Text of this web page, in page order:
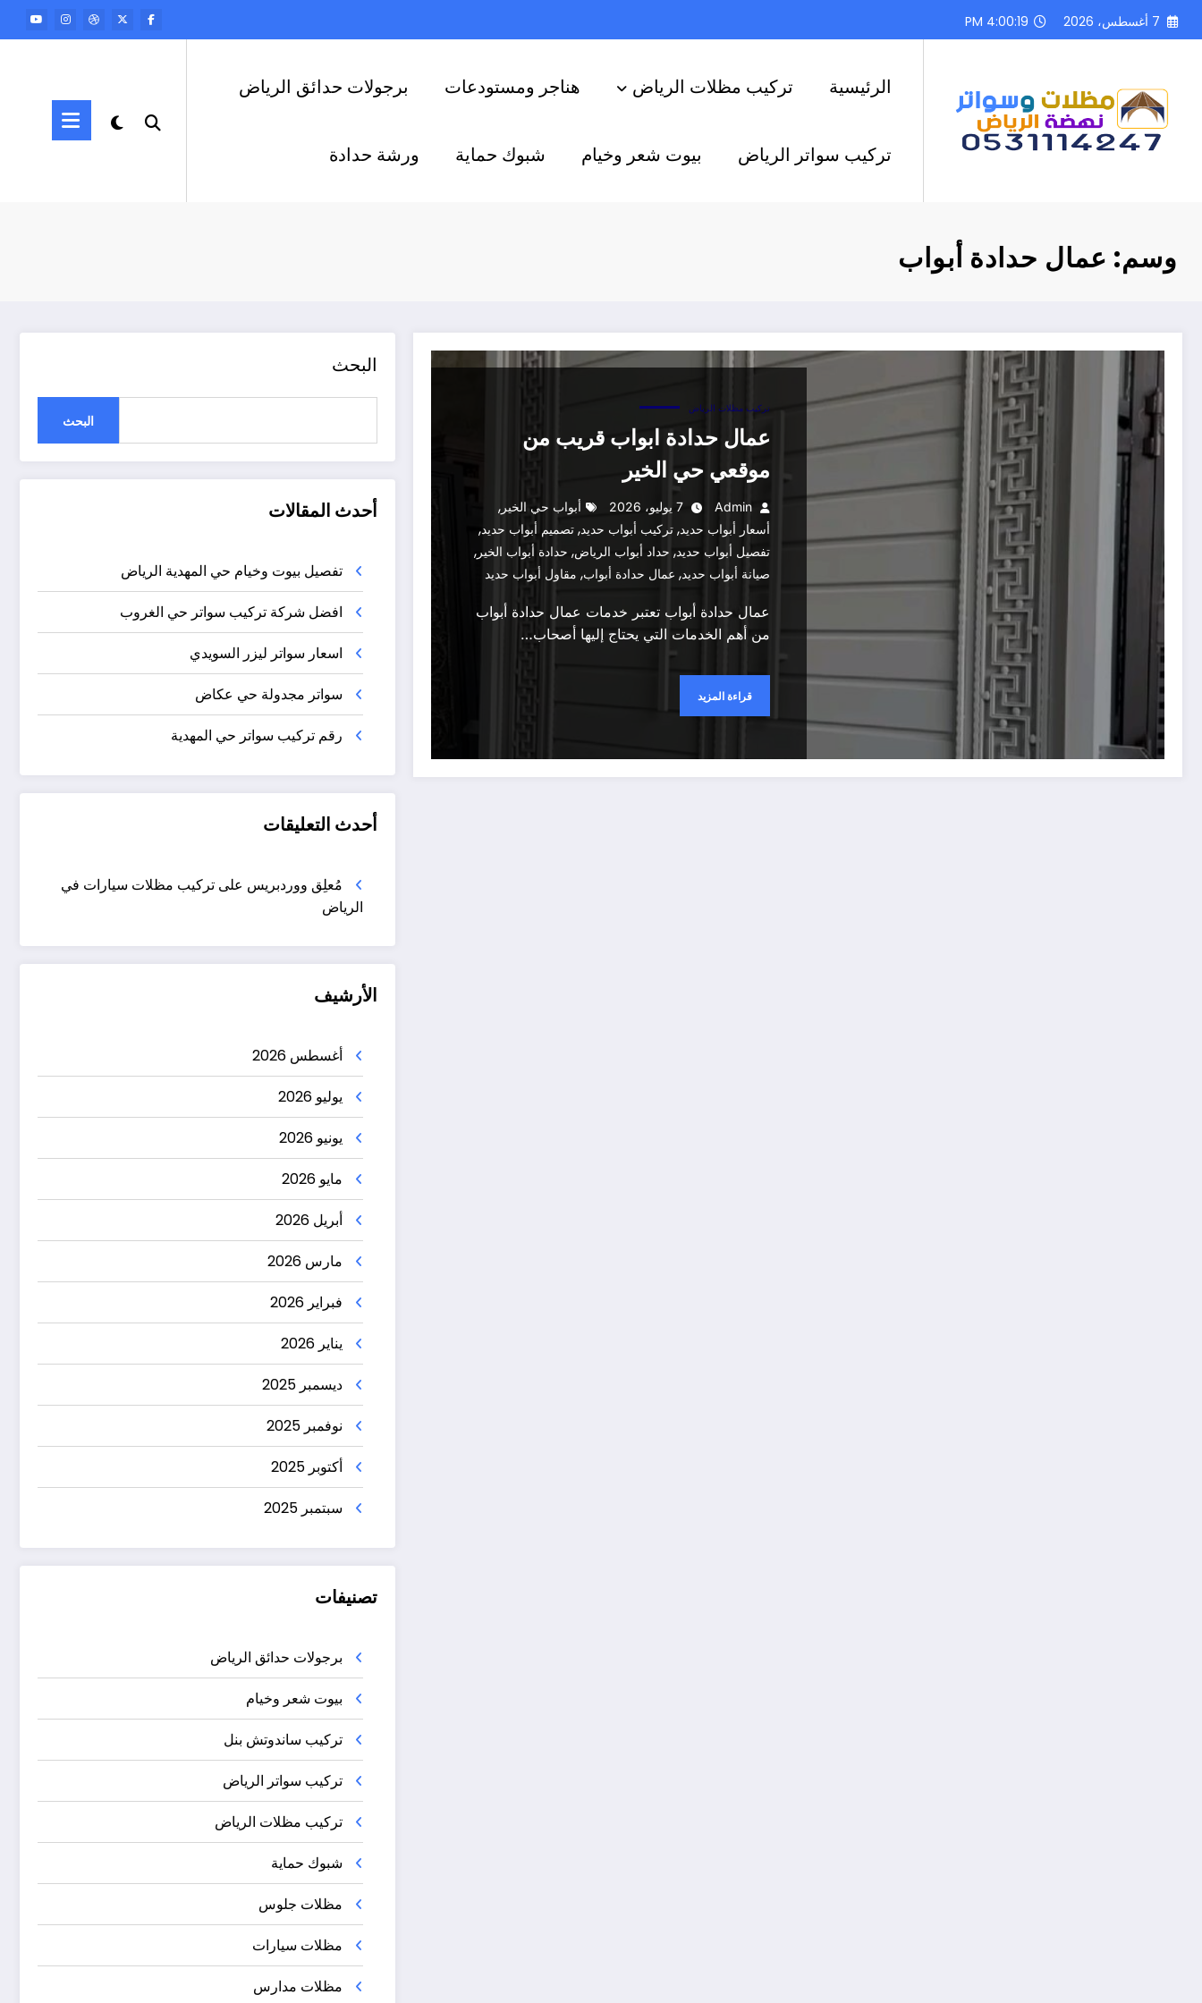
التجاوز
7 أغسطس، 2026 4:00:20 PM
الرئيسية تركيب مظلات الرياض هناجر ومستودعات برجولات حدائق الرياض
تركيب سواتر الرياض بيوت شعر وخيام شبوك حماية ورشة حدادة
وسم: عمال حدادة أبواب
تركيب مظلات الرياض
عمال حدادة ابواب قريب من
موقعي حي الخير
Admin 7 يوليو، 2026 أبواب حي الخير ,
أسعار أبواب حديد, تركيب أبواب حديد, تصميم أبواب حديد,
تفصيل أبواب حديد, حداد أبواب الرياض, حدادة أبواب الخير ,
صيانة أبواب حديد, عمال حدادة أبواب, مقاول أبواب حديد
عمال حدادة أبواب تعتبر خدمات عمال حدادة أبواب
من أهم الخدمات التي يحتاج إليها أصحاب…
قراءة المزيد
البحث
البحث
أحدث المقالات
تفصيل بيوت وخيام حي المهدية الرياض
افضل شركة تركيب سواتر حي الغروب
اسعار سواتر ليزر السويدي
سواتر مجدولة حي عكاض
رقم تركيب سواتر حي المهدية
أحدث التعليقات
مُعلِق ووردبريس علىتركيب مظلات سيارات في
الرياض
الأرشيف
أغسطس 2026
يوليو 2026
يونيو 2026
مايو 2026
أبريل 2026
مارس 2026
فبراير 2026
يناير 2026
ديسمبر 2025
نوفمبر 2025
أكتوبر 2025
سبتمبر 2025
تصنيفات
برجولات حدائق الرياض
بيوت شعر وخيام
تركيب ساندوتش بنل
تركيب سواتر الرياض
تركيب مظلات الرياض
شبوك حماية
مظلات جلوس
مظلات سيارات
مظلات مدارس